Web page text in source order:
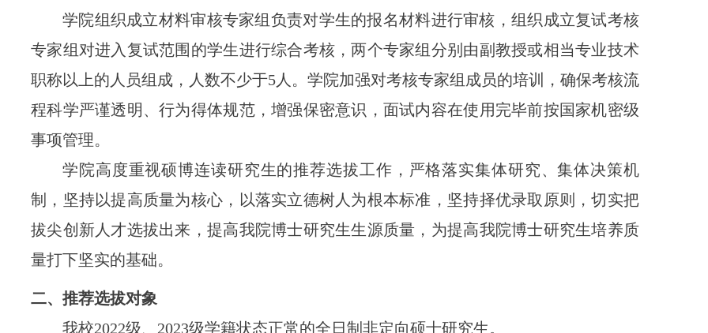
学院组织成立材料审核专家组 负责对学生的报名材料进行审核，组织成立复试考核
专家组 对进入复试范围的学生进行综合考核 ，两个专家组分别由副教授或相当专业技术
职称以上的人员组成，人数不少于5人。学院加强对考核专家组成员的培训，确保考核流
程科学严谨透明、行为得体规范，增强保密意识，面试内容在使用完毕前按国家机密级
事项管理。
学院高度重视硕博连读研究生的推荐选拔工作，严格落实集体研究、集体决策机
制，坚持以提高质量为核心， 以落实立德树人为根本标准，坚持择优录取原则，切实把
拔尖创新人才选拔出来，提高我院博士研究生生源质量，为提高我院博士研究生培养质
量打下坚实的基础。
二、推荐选拔对象
我校2022级、 2023级学籍状态正常的全日制非定向硕士研究生。